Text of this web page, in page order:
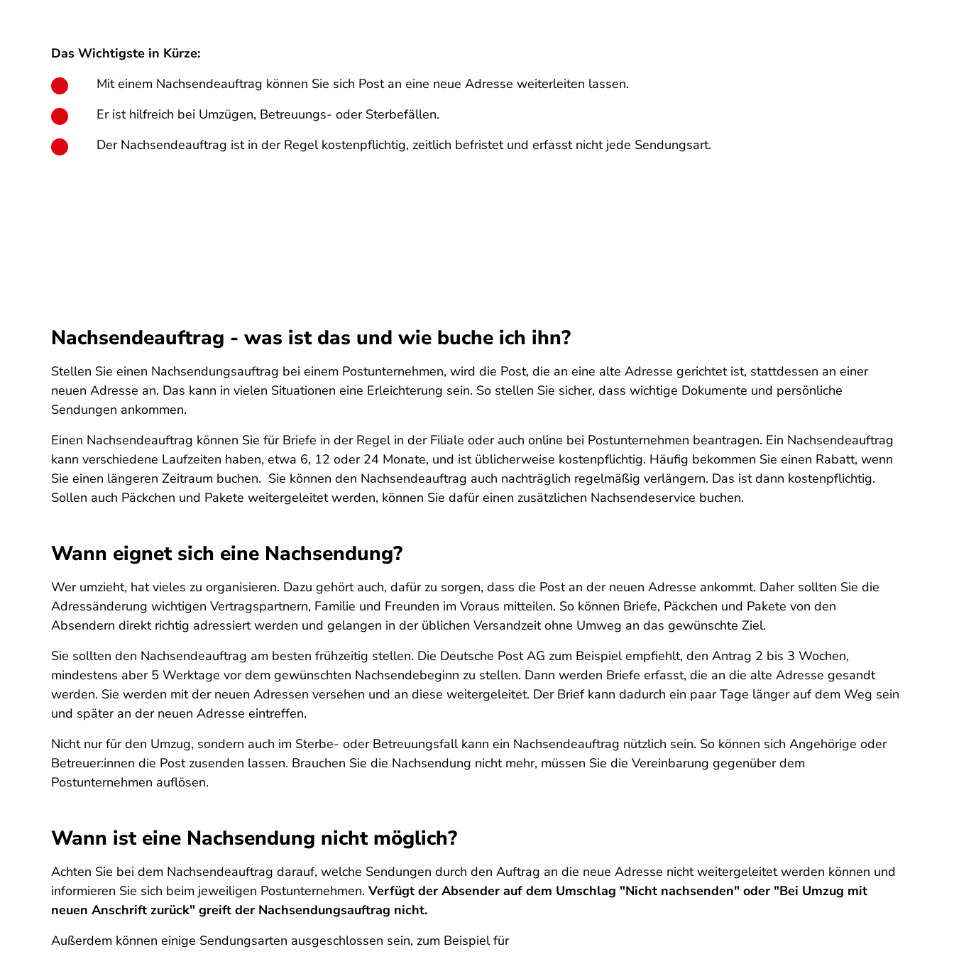
Das Wichtigste in Kürze:
Mit einem Nachsendeauftrag können Sie sich Post an eine neue Adresse weiterleiten lassen.
Er ist hilfreich bei Umzügen, Betreuungs- oder Sterbefällen.
Der Nachsendeauftrag ist in der Regel kostenpflichtig, zeitlich befristet und erfasst nicht jede Sendungsart.
Nachsendeauftrag - was ist das und wie buche ich ihn?
Stellen Sie einen Nachsendungsauftrag bei einem Postunternehmen, wird die Post, die an eine alte Adresse gerichtet ist, stattdessen an einer
neuen Adresse an. Das kann in vielen Situationen eine Erleichterung sein. So stellen Sie sicher, dass wichtige Dokumente und persönliche
Sendungen ankommen.
Einen Nachsendeauftrag können Sie für Briefe in der Regel in der Filiale oder auch online bei Postunternehmen beantragen. Ein Nachsendeauftrag
kann verschiedene Laufzeiten haben, etwa 6, 12 oder 24 Monate, und ist üblicherweise kostenpflichtig. Häufig bekommen Sie einen Rabatt, wenn
Sie einen längeren Zeitraum buchen. Sie können den Nachsendeauftrag auch nachträglich regelmäßig verlängern. Das ist dann kostenpflichtig.
Sollen auch Päckchen und Pakete weitergeleitet werden, können Sie dafür einen zusätzlichen Nachsendeservice buchen.
Wann eignet sich eine Nachsendung?
Wer umzieht, hat vieles zu organisieren. Dazu gehört auch, dafür zu sorgen, dass die Post an der neuen Adresse ankommt. Daher sollten Sie die
Adressänderung wichtigen Vertragspartnern, Familie und Freunden im Voraus mitteilen. So können Briefe, Päckchen und Pakete von den
Absendern direkt richtig adressiert werden und gelangen in der üblichen Versandzeit ohne Umweg an das gewünschte Ziel.
Sie sollten den Nachsendeauftrag am besten frühzeitig stellen. Die Deutsche Post AG zum Beispiel empfiehlt, den Antrag 2 bis 3 Wochen,
mindestens aber 5 Werktage vor dem gewünschten Nachsendebeginn zu stellen. Dann werden Briefe erfasst, die an die alte Adresse gesandt
werden. Sie werden mit der neuen Adressen versehen und an diese weitergeleitet. Der Brief kann dadurch ein paar Tage länger auf dem Weg sein
und später an der neuen Adresse eintreffen.
Nicht nur für den Umzug, sondern auch im Sterbe- oder Betreuungsfall kann ein Nachsendeauftrag nützlich sein. So können sich Angehörige oder
Betreuer:innen die Post zusenden lassen. Brauchen Sie die Nachsendung nicht mehr, müssen Sie die Vereinbarung gegenüber dem
Postunternehmen auflösen.
Wann ist eine Nachsendung nicht möglich?
Achten Sie bei dem Nachsendeauftrag darauf, welche Sendungen durch den Auftrag an die neue Adresse nicht weitergeleitet werden können und
informieren Sie sich beim jeweiligen Postunternehmen. Verfügt der Absender auf dem Umschlag "Nicht nachsenden" oder "Bei Umzug mit
neuen Anschrift zurück" greift der Nachsendungsauftrag nicht.
Außerdem können einige Sendungsarten ausgeschlossen sein, zum Beispiel für